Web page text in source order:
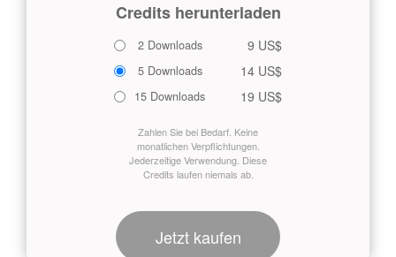
Credits herunterladen
2 Downloads 9 US$
5 Downloads 14 US$
15 Downloads 19 US$
Zahlen Sie bei Bedarf. Keine
monatlichen Verpflichtungen.
Jederzeitige Verwendung. Diese
Credits laufen niemals ab.
Jetzt kaufen